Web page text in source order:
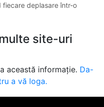
fiecare deplasare într-o
site-uri
această informație. Da-
a vă loga.